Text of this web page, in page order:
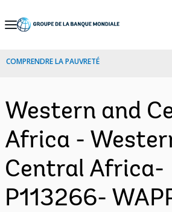
Skip
Navigation
COMPRENDRE LA PAUVRETÉ
Western and
Africa -
Central Africa-
P113266-